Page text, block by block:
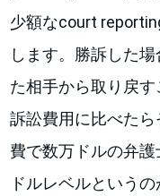
少額なcourt
します。勝訴した
た相手から取り戻
訴訟費用に比べた
費で数万ドルの弁
ドルレベルというの